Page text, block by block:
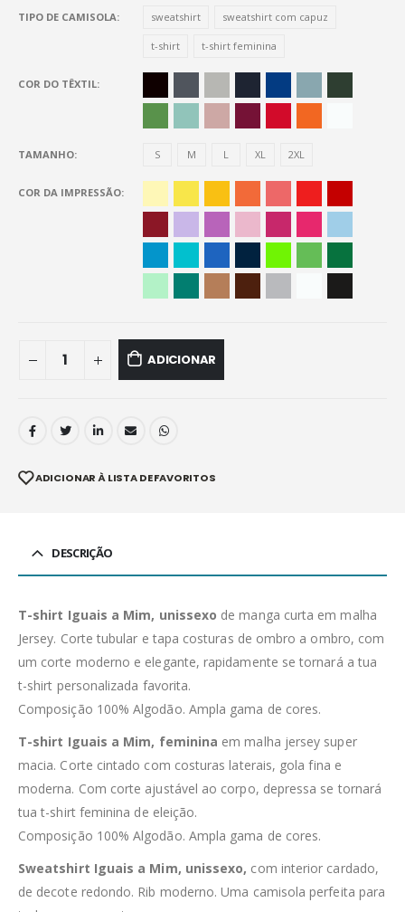
TIPO DE CAMISOLA sweatshirt sweatshirt com capuz
t-shirt t-shirt feminina
COR DO TÊXTIL
TAMANHO S M L XL 2XL
COR DA IMPRESSÃO
ADICIONAR
ADICIONAR À LISTA DE FAVORITOS
DESCRIÇÃO
T-shirt Iguais a Mim, unissexo de manga curta em malha
Jersey. Corte tubular e tapa costuras de ombro a ombro, com
um corte moderno e elegante, rapidamente se tornará a tua
t-shirt personalizada favorita.
Composição 100% Algodão. Ampla gama de cores.
T-shirt Iguais a Mim, feminina em malha jersey super
macia. Corte cintado com costuras laterais, gola fina e
moderna. Com corte ajustável ao corpo, depressa se tornará
tua t-shirt feminina de eleição.
Composição 100% Algodão. Ampla gama de cores.
Sweatshirt Iguais a Mim, unissexo, com interior cardado,
de decote redondo. Rib moderno. Uma camisola perfeita para